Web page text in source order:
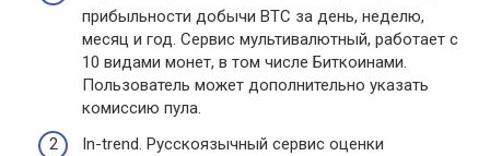
прибыльности добычи BTC за день, неделю,
месяц и год. Сервис мультивалютный, работает с
10 видами монет, в том числе Биткоинами.
Пользователь может дополнительно указать
комиссию пула.
In-trend. Русскоязычный сервис оценки